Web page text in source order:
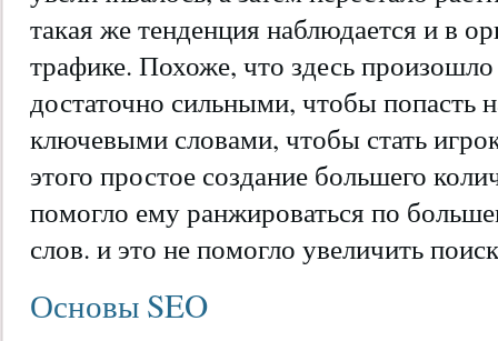
такая же тенденция наблюдается и в
трафике. Похоже, что здесь
достаточно сильными, чтобы попасть
ключевыми словами, чтобы стать
этого простое создание большего
помогло ему ранжироваться по
слов. и это не помогло увеличить
Основы SEO